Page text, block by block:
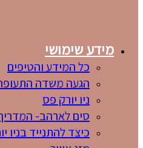
מידע שימושי
כל המידע והטיפים
הגעה משדה
ניו יורק פס
סים לארהב-
כיצד להתנייד בניו